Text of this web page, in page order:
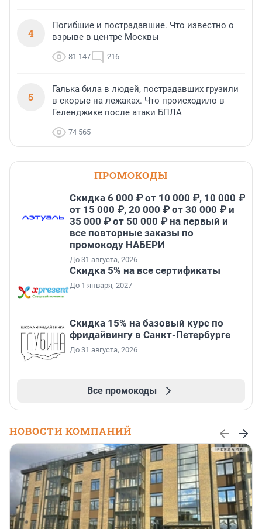
4
Погибшие и пострадавшие. Что известно о
взрыве в центре Москвы
81 147 216
5
Галька била в людей, пострадавших грузили
в скорые на лежаках. Что происходило в
Геленджике после атаки БПЛА
74 565
ПРОМОКОДЫ
Скидка 6 000 ₽ от 10 000 ₽, 10 000 ₽
от 15 000 ₽, 20 000 ₽ от 30 000 ₽ и
35 000 ₽ от 50 000 ₽ на первый и
все повторные заказы по
промокоду НАБЕРИ
До 31 августа, 2026
Скидка 5% на все сертификаты
До 1 января, 2027
Скидка 15% на базовый курс по
фридайвингу в Санкт-Петербурге
До 31 августа, 2026
Все промокоды
НОВОСТИ КОМПАНИЙ